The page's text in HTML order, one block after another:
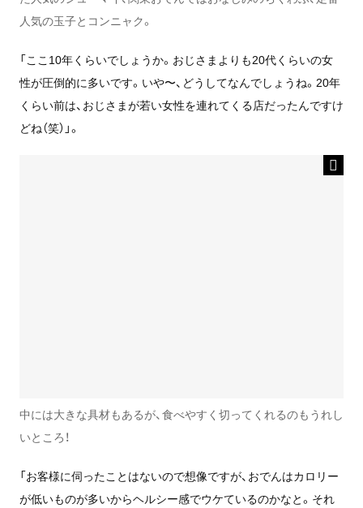
人気の玉子とコンニャク。
「ここ10年くらいでしょうか。おじさまよりも20代くらいの女
性が圧倒的に多いです。いや〜、どうしてなんでしょうね。20年
くらい前は、おじさまが若い女性を連れてくる店だったんですけ
どね（笑）」。
中には大きな具材もあるが、食べやすく切ってくれるのもうれし
いところ！
「お客様に伺ったことはないので想像ですが、おでんはカロリー
が低いものが多いからヘルシー感でウケているのかなと。それ